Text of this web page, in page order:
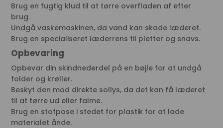
Brug en fugtig klud til at tørre overfladen af efter
brug.
Undgå vaskemaskinen, da vand kan skade læderet.
Brug en specialiseret læderrens til pletter og snavs.
Opbevaring
Opbevar din skindnederdel på en bøjle for at undgå
folder og krøller.
Beskyt den mod direkte sollys, da det kan få læderet
til at tørre ud eller falme.
Brug en stofpose i stedet for plastik for at lade
materialet ånde.